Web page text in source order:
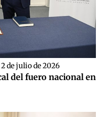
2 de julio de 2026
del fuero nacional en